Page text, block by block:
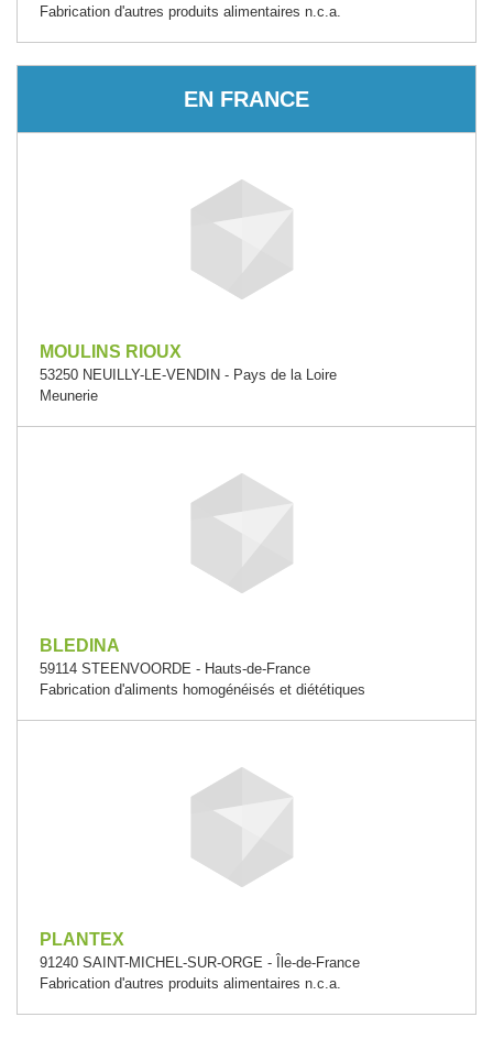
Fabrication d'autres produits alimentaires n.c.a.
EN FRANCE
MOULINS RIOUX
53250 NEUILLY-LE-VENDIN - Pays de la Loire
Meunerie
BLEDINA
59114 STEENVOORDE - Hauts-de-France
Fabrication d'aliments homogénéisés et diététiques
PLANTEX
91240 SAINT-MICHEL-SUR-ORGE - Île-de-France
Fabrication d'autres produits alimentaires n.c.a.